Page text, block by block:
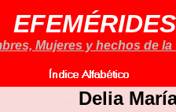
Mujeres y hechos de
Delia